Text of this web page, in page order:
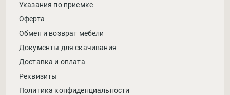
Указания по приемке
Оферта
Обмен и возврат мебели
Документы для скачивания
Доставка и оплата
Реквизиты
Политика конфиденциальности